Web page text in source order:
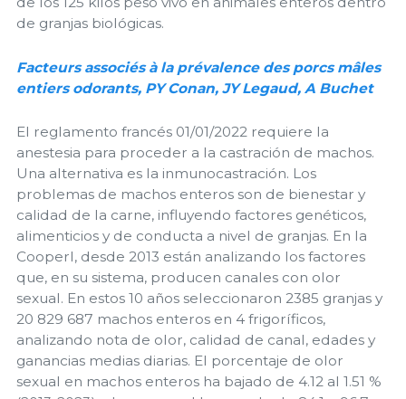
de granjas biológicas.
Facteurs associés à la prévalence des porcs mâles
entiers odorants, PY Conan, JY Legaud, A Buchet
El reglamento francés 01/01/2022 requiere la
anestesia para proceder a la castración de machos.
Una alternativa es la inmunocastración. Los
problemas de machos enteros son de bienestar y
calidad de la carne, influyendo factores genéticos,
alimenticios y de conducta a nivel de granjas. En la
Cooperl, desde 2013 están analizando los factores
que, en su sistema, producen canales con olor
sexual. En estos 10 años seleccionaron 2385 granjas y
20 829 687 machos enteros en 4 frigoríficos,
analizando nota de olor, calidad de canal, edades y
ganancias medias diarias. El porcentaje de olor
sexual en machos enteros ha bajado de 4.12 al 1.51 %